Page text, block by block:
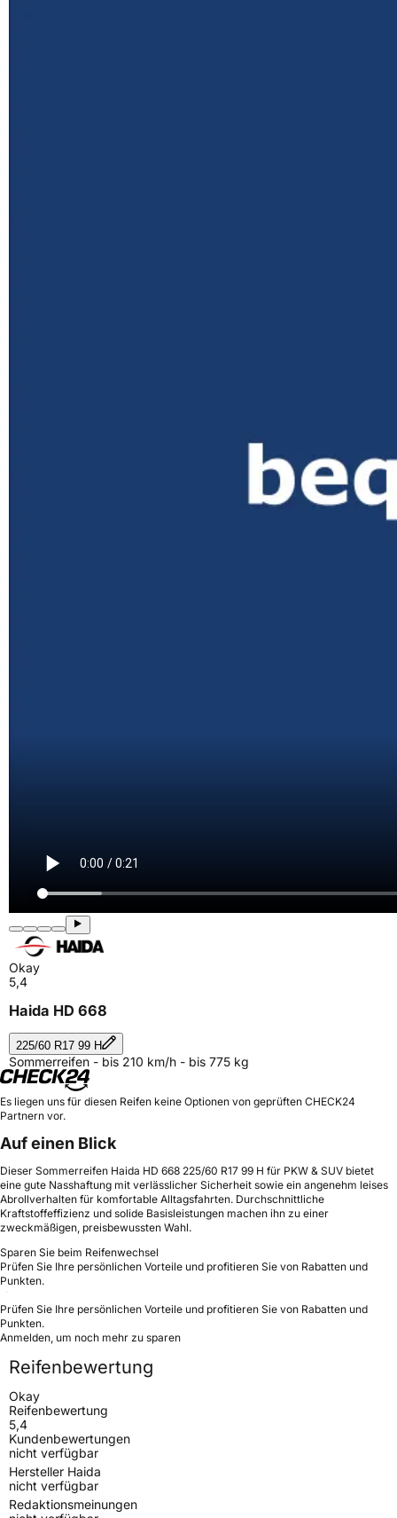
Okay
5,4
Haida HD 668
225/60 R17 99 H
Sommerreifen - bis 210 km/h - bis 775 kg
Es liegen uns für diesen Reifen keine Optionen von geprüften CHECK24
Partnern vor.
Auf einen Blick
Dieser Sommerreifen Haida HD 668 225/60 R17 99 H für PKW & SUV bietet
eine gute Nasshaftung mit verlässlicher Sicherheit sowie ein angenehm leises
Abrollverhalten für komfortable Alltagsfahrten. Durchschnittliche
Kraftstoffeffizienz und solide Basisleistungen machen ihn zu einer
zweckmäßigen, preisbewussten Wahl.
Sparen Sie beim Reifenwechsel
Prüfen Sie Ihre persönlichen Vorteile und profitieren Sie von Rabatten und
Punkten.
Prüfen Sie Ihre persönlichen Vorteile und profitieren Sie von Rabatten und
Punkten.
Anmelden, um noch mehr zu sparen
Reifenbewertung
Okay
Reifenbewertung
5,4
Kundenbewertungen
nicht verfügbar
Hersteller Haida
nicht verfügbar
Redaktionsmeinungen